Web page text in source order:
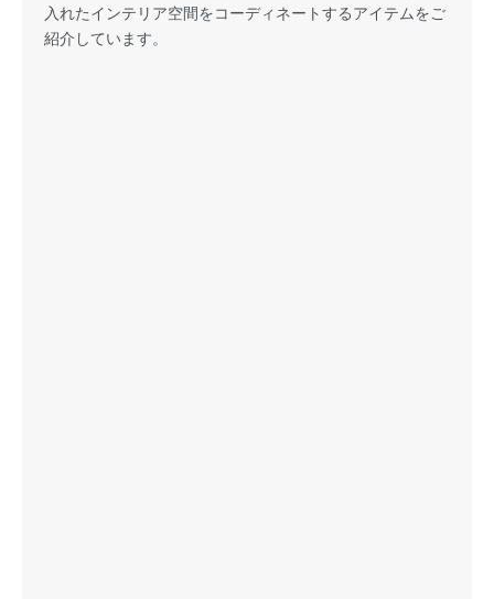
入れたインテリア空間をコーディネートするアイテムをご
紹介しています。